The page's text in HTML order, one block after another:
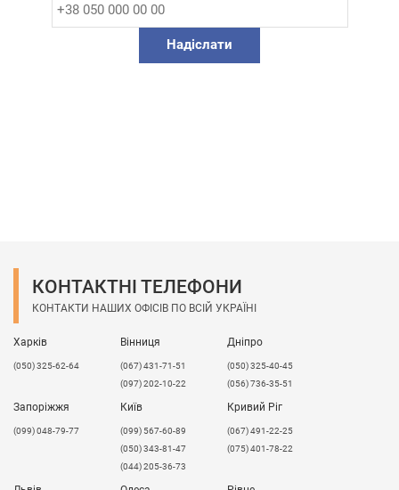
Надіслати
КОНТАКТНІ ТЕЛЕФОНИ
КОНТАКТИ НАШИХ ОФІСІВ ПО ВСІЙ УКРАЇНІ
Харків
(050) 325-62-64
Вінниця
(067) 431-71-51
(097) 202-10-22
Дніпро
(050) 325-40-45
(056) 736-35-51
Запоріжжя
(099) 048-79-77
Київ
(099) 567-60-89
(050) 343-81-47
(044) 205-36-73
Кривий Ріг
(067) 491-22-25
(075) 401-78-22